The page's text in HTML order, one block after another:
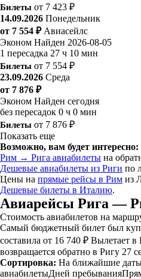
Билеты от 7 423 ₽
14.09.2026 Понедельник
от 7 554 ₽ Авиасейлс
Эконом Найден 2026-08-05
1 пересадка 27 ч 10 мин
Билеты от 7 554 ₽
23.09.2026 Среда
от 7 876 ₽
Эконом Найден сегодня
без пересадок 0 ч 0 мин
Билеты от 7 876 ₽
Показать еще
Возможно, вам будет интересно:
Рим → Рига авиабилеты на
Дешевые авиабилеты из Риги по
Цены на прямые рейсы в Рим из
Дешевые билеты в Италию.
Авиарейсы Рига —
Стоимость авиабилетов на
Самый бюджетный билет был
составила от 16 740 ₽ Вылетает
возвращается обратно в Ригу 27
Сортировка: На ближайшие
авиабилетыДней пребывания